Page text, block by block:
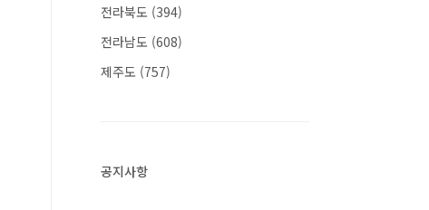
전라북도 (394)
전라남도 (608)
제주도 (757)
공지사항